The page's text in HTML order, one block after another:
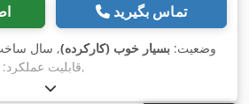
تماس بگیرید
وضعیت: بسیار خوب (کارکرده), سال
, قابلیت عملکرد:,